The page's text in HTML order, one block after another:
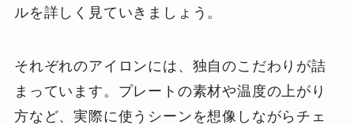
ルを詳しく見ていきましょう。
それぞれのアイロンには、独自のこだわりが詰
まっています。プレートの素材や温度の上がり
方など、実際に使うシーンを想像しながらチェ